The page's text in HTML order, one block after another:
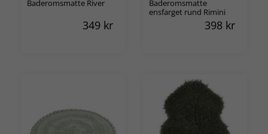
Baderomsmatte River
349 kr
Baderomsmatte
ensfarget rund Rimini
398 kr